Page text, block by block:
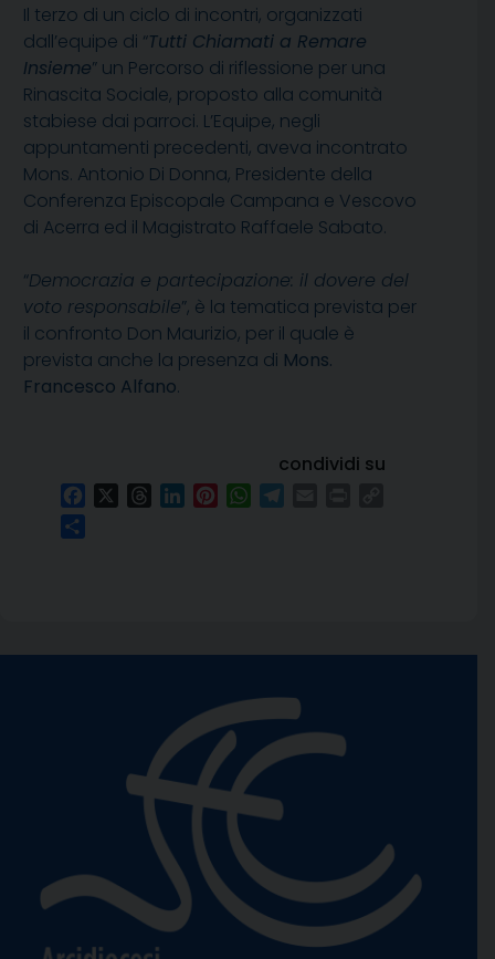
Il terzo di un ciclo di incontri, organizzati
dall’equipe di “Tutti Chiamati a Remare
Insieme” un Percorso di riflessione per una
Rinascita Sociale, proposto alla comunità
stabiese dai parroci. L’Equipe, negli
appuntamenti precedenti, aveva incontrato
Mons. Antonio Di Donna, Presidente della
Conferenza Episcopale Campana e Vescovo
di Acerra ed il Magistrato Raffaele Sabato.
“Democrazia e partecipazione: il dovere del
voto responsabile”, è la tematica prevista per
il confronto Don Maurizio, per il quale è
prevista anche la presenza di Mons.
Francesco Alfano.
condividi su
FacebookThreadsLinkedInPinterestWhatsApp